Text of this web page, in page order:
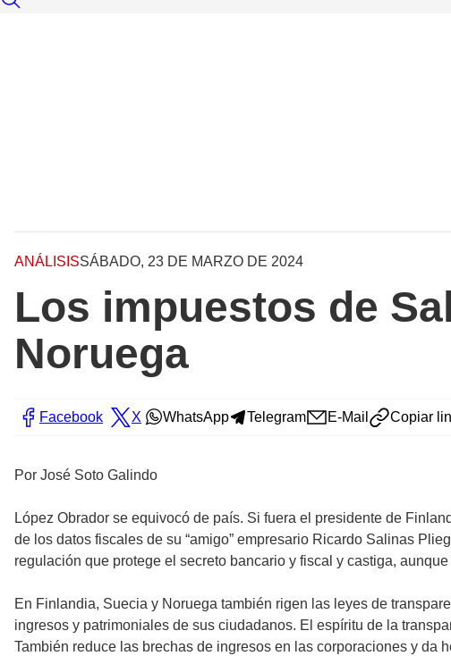
ANÁLISISSÁBADO, 23 DE MARZO DE 2024
Los impuestos de
Noruega
Facebook X WhatsApp Telegram E-Mail Copiar
Por José Soto Galindo
López Obrador se equivocó de país. Si fuera el presidente de
de los datos fiscales de su “amigo” empresario Ricardo Salinas
regulación que protege el secreto bancario y fiscal y castiga,
En Finlandia, Suecia y Noruega también rigen las leyes de
ingresos y patrimoniales de sus ciudadanos. El espíritu de la
También reduce las brechas de ingresos en las corporaciones y